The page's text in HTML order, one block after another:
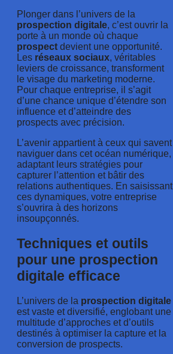
Plonger dans l’univers de la
prospection digitale, c’est ouvrir la
porte à un monde où chaque
prospect devient une opportunité.
Les réseaux sociaux, véritables
leviers de croissance, transforment
le visage du marketing moderne.
Pour chaque entreprise, il s’agit
d’une chance unique d’étendre son
influence et d’atteindre des
prospects avec précision.
L’avenir appartient à ceux qui savent
naviguer dans cet océan numérique,
adaptant leurs stratégies pour
capturer l’attention et bâtir des
relations authentiques. En saisissant
ces dynamiques, votre entreprise
s’ouvrira à des horizons
insoupçonnés.
Techniques et outils
pour une prospection
digitale efficace
L’univers de la prospection digitale
est vaste et diversifié, englobant une
multitude d’approches et d’outils
destinés à optimiser la capture et la
conversion de prospects.